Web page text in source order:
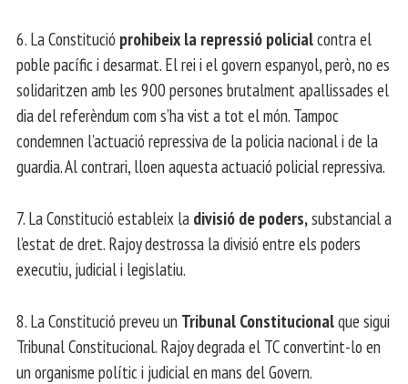
6. La Constitució prohibeix la repressió policialcontra el
poble pacífic i desarmat. El rei i el govern espanyol, però, no es
solidaritzen amb les 900 persones brutalment apallissades el
dia del referèndum com s’ha vist a tot el món. Tampoc
condemnen l’actuació repressiva de la policia nacional i de la
guardia. Al contrari, lloen aquesta actuació policial repressiva.
7. La Constitució estableix la divisió de poders,substancial a
l’estat de dret. Rajoy destrossa la divisió entre els poders
executiu, judicial i legislatiu.
8. La Constitució preveu un Tribunal Constitucionalque sigui
Tribunal Constitucional. Rajoy degrada el TC convertint-lo en
un organisme polític i judicial en mans del Govern.